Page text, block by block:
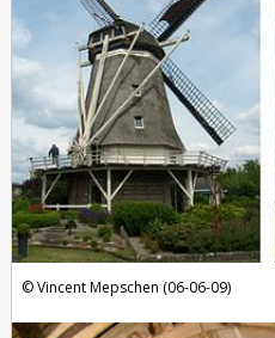
Vincent Mepschen (06-06-09)